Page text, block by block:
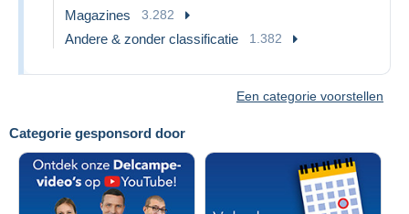
Categorie gesponsord door
Magazines 3.282
Andere & zonder classificatie 1.382
Een categorie voorstellen